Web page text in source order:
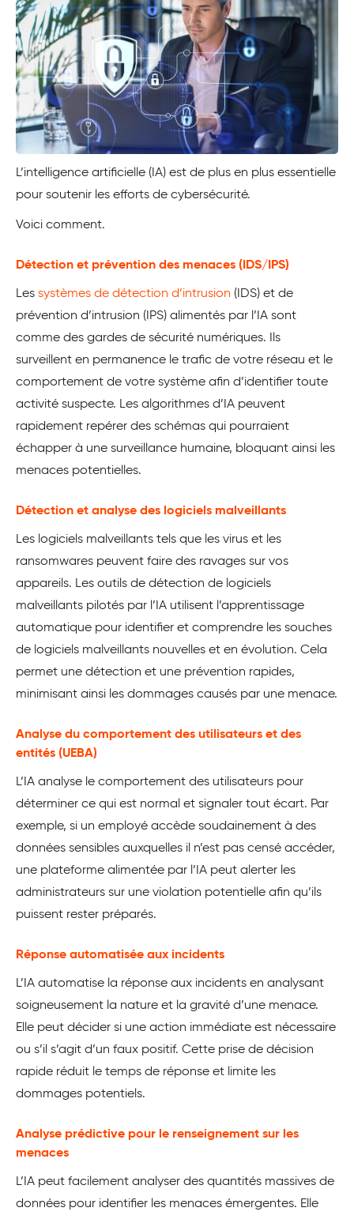
L’intelligence artificielle (IA) est de plus en plus essentielle
pour soutenir les efforts de cybersécurité.
Voici comment.
Détection et prévention des menaces (IDS/IPS)
Les systèmes de détection d’intrusion (IDS) et de
prévention d’intrusion (IPS) alimentés par l’IA sont
comme des gardes de sécurité numériques. Ils
surveillent en permanence le trafic de votre réseau et le
comportement de votre système afin d’identifier toute
activité suspecte. Les algorithmes d’IA peuvent
rapidement repérer des schémas qui pourraient
échapper à une surveillance humaine, bloquant ainsi les
menaces potentielles.
Détection et analyse des logiciels malveillants
Les logiciels malveillants tels que les virus et les
ransomwares peuvent faire des ravages sur vos
appareils. Les outils de détection de logiciels
malveillants pilotés par l’IA utilisent l’apprentissage
automatique pour identifier et comprendre les souches
de logiciels malveillants nouvelles et en évolution. Cela
permet une détection et une prévention rapides,
minimisant ainsi les dommages causés par une menace.
Analyse du comportement des utilisateurs et des
entités (UEBA)
L’IA analyse le comportement des utilisateurs pour
déterminer ce qui est normal et signaler tout écart. Par
exemple, si un employé accède soudainement à des
données sensibles auxquelles il n’est pas censé accéder,
une plateforme alimentée par l’IA peut alerter les
administrateurs sur une violation potentielle afin qu’ils
puissent rester préparés.
Réponse automatisée aux incidents
L’IA automatise la réponse aux incidents en analysant
soigneusement la nature et la gravité d’une menace.
Elle peut décider si une action immédiate est nécessaire
ou s’il s’agit d’un faux positif. Cette prise de décision
rapide réduit le temps de réponse et limite les
dommages potentiels.
Analyse prédictive pour le renseignement sur les
menaces
L’IA peut facilement analyser des quantités massives de
données pour identifier les menaces émergentes. Elle